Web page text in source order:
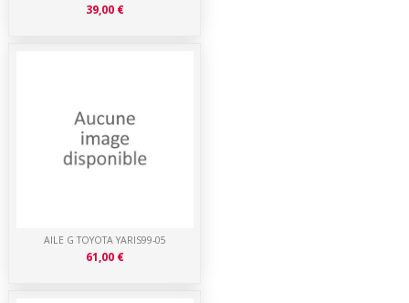
AILE G TOYOTA YARIS99-05
61,00 €
39,00 €